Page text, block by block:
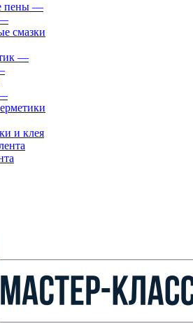
пены —
смазки
—
и клея